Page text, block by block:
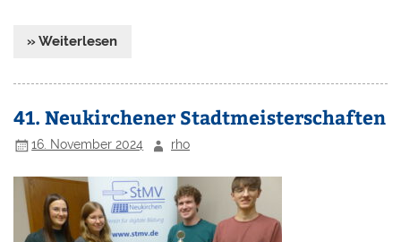
» Weiterlesen
41. Neukirchener Stadtmeisterschaften
16. November 2024 rho